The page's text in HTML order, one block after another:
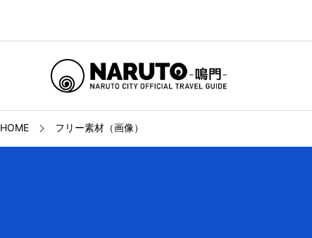
HOME フリー素材（画像）